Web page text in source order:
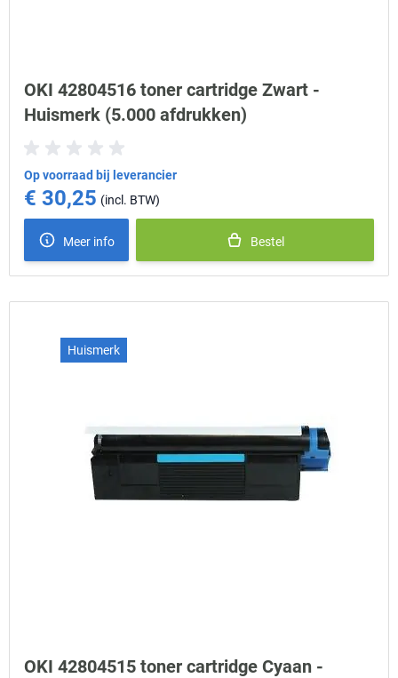
OKI 42804516 toner cartridge Zwart -
Huismerk (5.000 afdrukken)
Op voorraad bij leverancier
€ 30,25
Meer info Bestel
Huismerk
OKI 42804515 toner cartridge Cyaan -